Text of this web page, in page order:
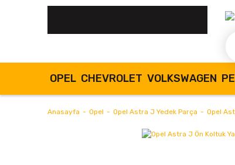
OPEL CHEVROLET VOLKSWAGEN
Anasayfa Opel Opel Astra J Yedek Parça Opel